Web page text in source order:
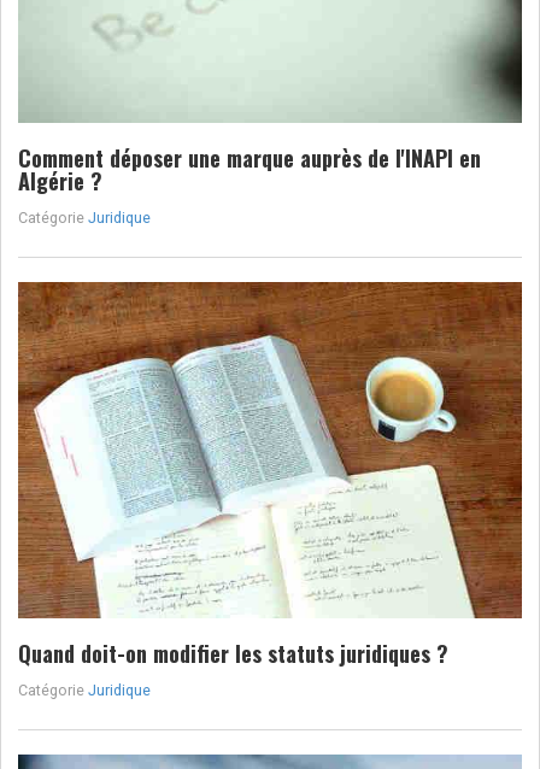
Comment déposer une marque auprès de l'INAPI en
Algérie ?
Catégorie Juridique
Quand doit-on modifier les statuts juridiques ?
Catégorie Juridique